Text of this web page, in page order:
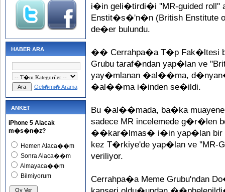
HABER ARA
Geli�mi� Arama
ANKET
iPhone 5 Alacak
m�s�n�z?
Hemen Alaca��m
Sonra Alaca��m
Almayaca��m
Bilmiyorum
i�in geli�tirdi�i ''MR-guided
Enstit�s�'n�n (British Enstitute
de�er bulundu.
�� Cerrahpa�a T�p Fak�ltesi
Grubu taraf�ndan yap�lan ve
yay�mlanan �al��ma,
�al��ma i�inden se�ildi.
Bu �al��mada, ba�ka muayene
sadece MR incelemede g�r�len
��kar�lmas� i�in yap�lan bir
kez T�rkiye'de yap�lan ve ''MR-
veriliyor.
Cerrahpa�a Meme Grubu'ndan